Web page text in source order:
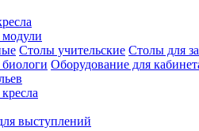
Столы учительские Столы для
Оборудование для
выступлений